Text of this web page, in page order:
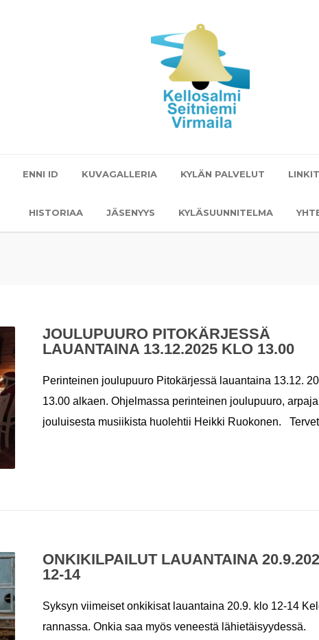
ENNI ID KUVAGALLERIA KYLÄN PALVELUT LINKIT
HISTORIAA JÄSENYYS KYLÄSUUNNITELMA
JOULUPUURO PITOKÄRJESSÄ
LAUANTAINA 13.12.2025 KLO 13.00
Perinteinen joulupuuro Pitokärjessä lauantaina 13.12.
13.00 alkaen. Ohjelmassa perinteinen joulupuuro,
jouluisesta musiikista huolehtii Heikki Ruokonen.
ONKIKILPAILUT LAUANTAINA
12-14
Syksyn viimeiset onkikisat lauantaina 20.9. klo 12-14
rannassa. Onkia saa myös veneestä lähietäisyydessä.